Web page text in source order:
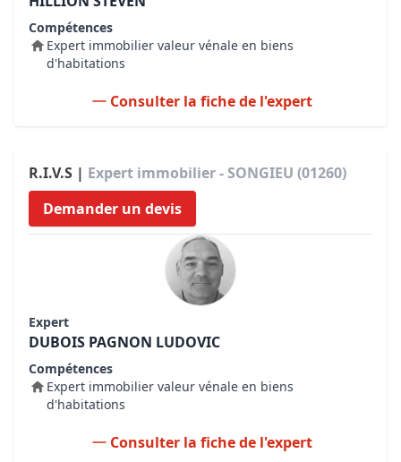
Compétences
Expert immobilier valeur vénale en biens
d'habitations
Consulter la fiche de l'expert
R.I.V.S | Expert immobilier - SONGIEU (01260)
Demander un devis
Expert
DUBOIS PAGNON LUDOVIC
Compétences
Expert immobilier valeur vénale en biens
d'habitations
Consulter la fiche de l'expert